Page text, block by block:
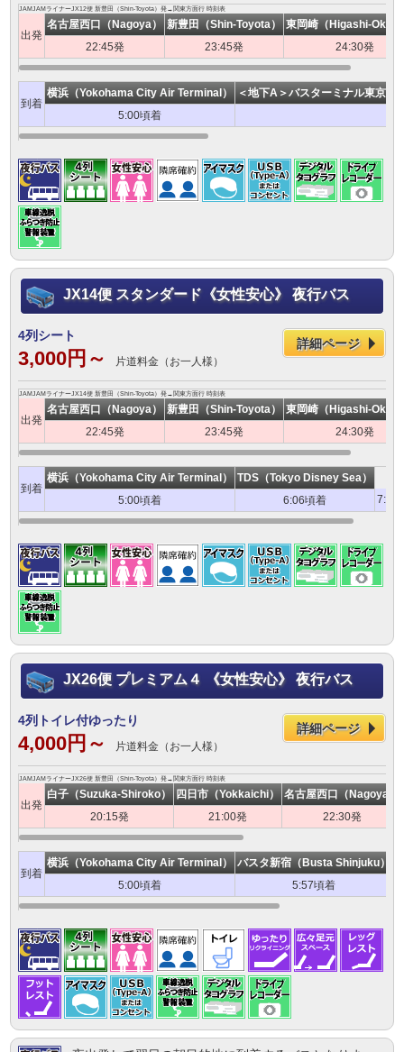
JAMJAMライナーJX12便 新豊田（Shin-Toyota）発→関東方面行 時刻表
出発
名古屋西口（Nagoya） 新豊田（Shin-Toyota）
東岡崎（Higashi-
22:45発
23:45発 24:30発
到着
横浜（Yokohama City Air Terminal）
＜地下A＞バスターミナル東京
5:00頃着
JX14便 スタンダード《女性安心》 夜行バス
4列シート
3,000円～ 片道料金（お一人様）
詳細ページ
JAMJAMライナーJX14便 新豊田（Shin-Toyota）発→関東方面行 時刻表
出発
名古屋西口（Nagoya） 新豊田（Shin-Toyota）
東岡崎（Higashi-
22:45発
23:45発 24:30発
到着
横浜（Yokohama City Air Terminal）
TDS（Tokyo Disney Sea）
5:00頃着
6:06頃着 7:00
JX26便 プレミアム４ 《女性安心》 夜行バス
4列トイレ付ゆったり
4,000円～ 片道料金（お一人様）
詳細ページ
JAMJAMライナーJX26便 新豊田（Shin-Toyota）発→関東方面行 時刻表
出発
白子（Suzuka-Shiroko） 四日市（Yokkaichi）
名古屋西口（Nagoya）
20:15発
21:00発 22:30発
到着
横浜（Yokohama City Air Terminal） バスタ新宿（Busta Shinjuku）
5:00頃着
5:57頃着